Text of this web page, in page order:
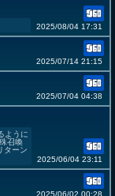
2025/08/04 17:31
2025/07/14 21:15
2025/07/04 04:38
ように
召喚
ターン
2025/06/04 23:11
2025/06/02 00:28